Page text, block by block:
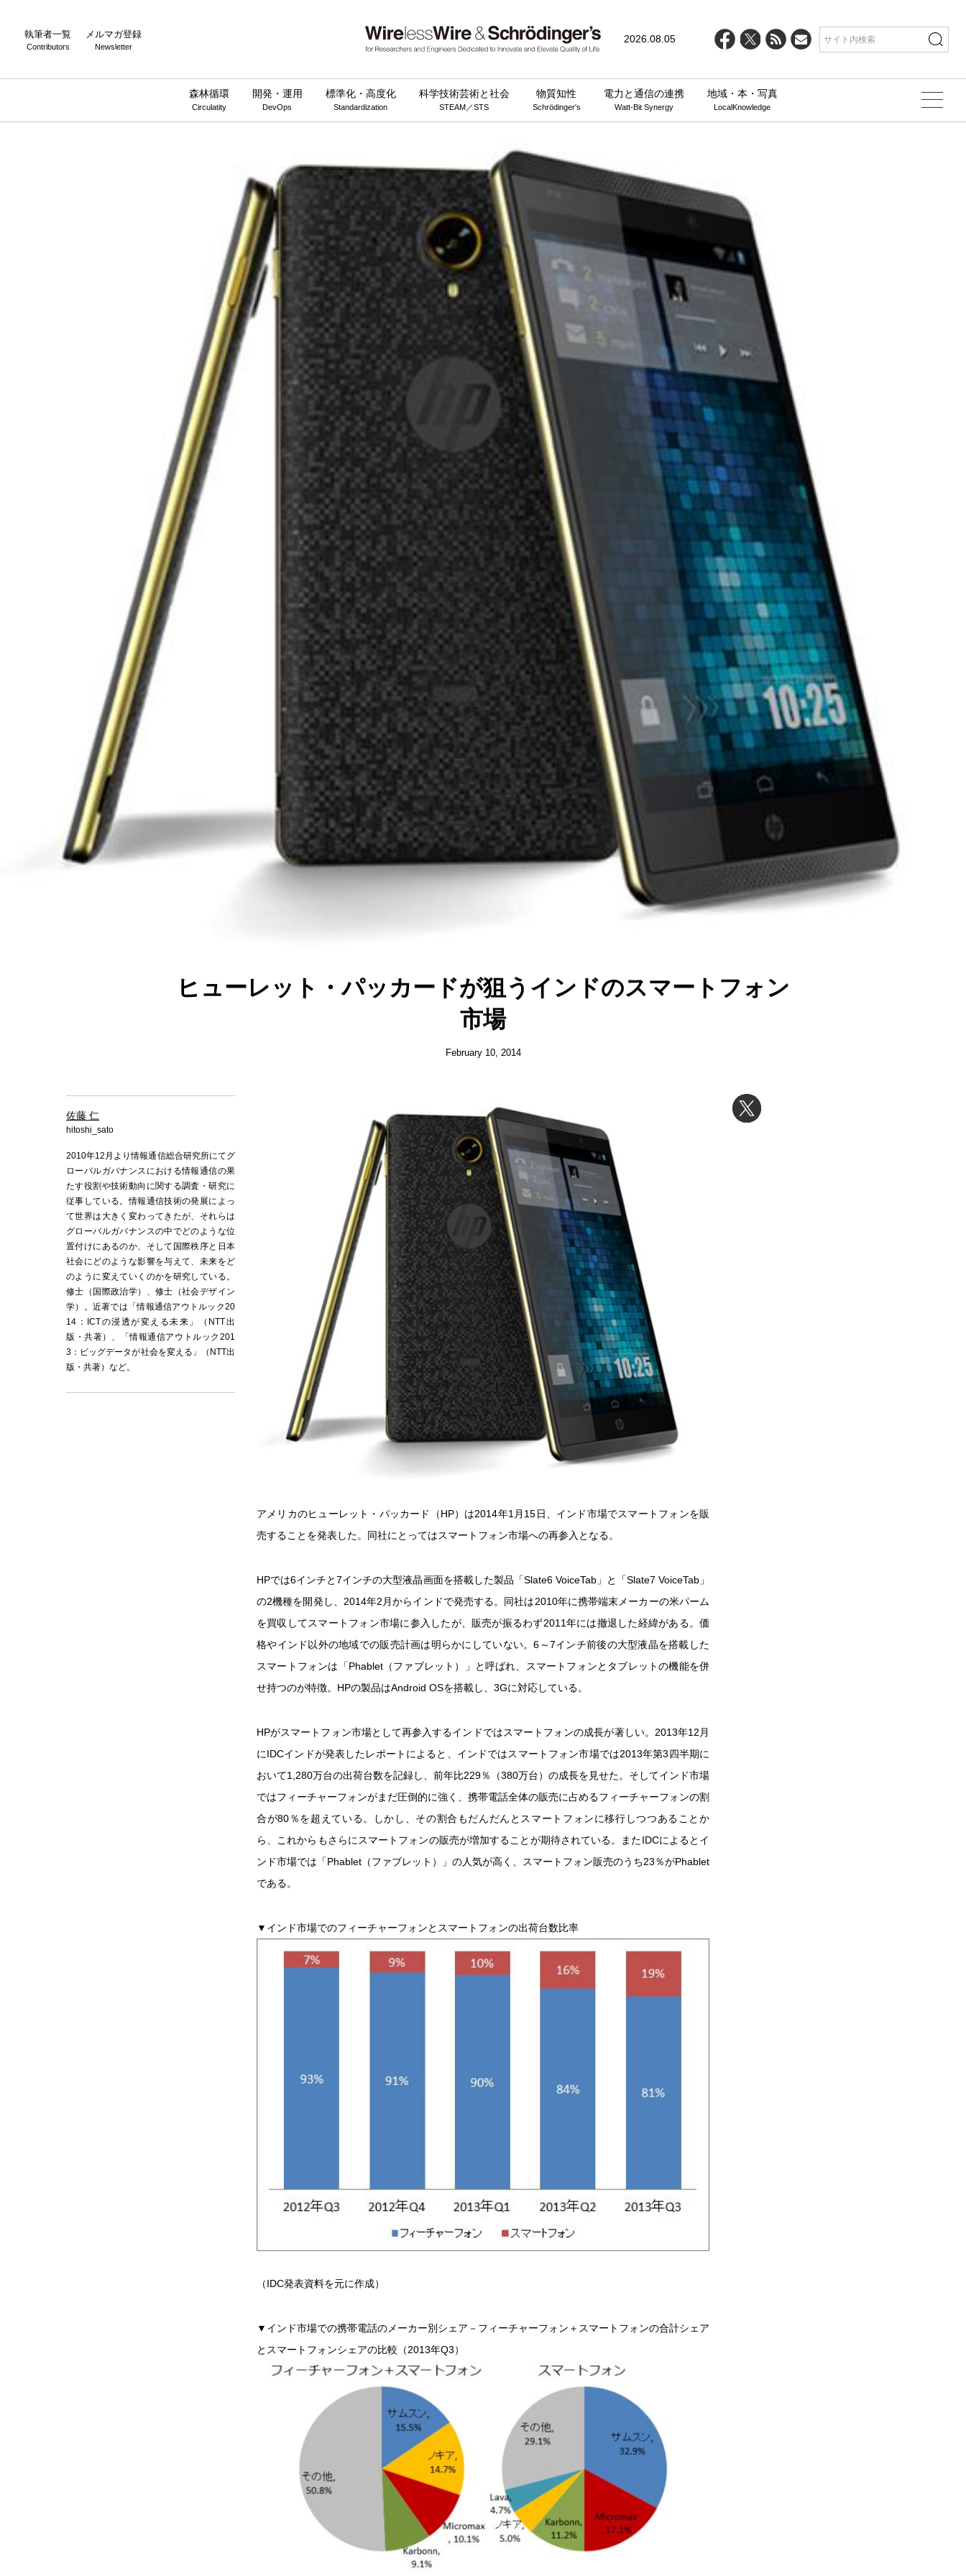
執筆者一覧
Contributors
メルマガ登録
Newsletter
2026.08.05
森林循環
Circulatity
開発・運用
DevOps
標準化・高度化
Standardization
科学技術芸術と社会
STEAM／STS
物質知性
Schrödinger's
電力と通信の連携
Watt-Bit Synergy
地域・本・写真
LocalKnowledge
ヒューレット・パッカードが狙うインドのスマートフォン
市場
February 10, 2014
佐藤 仁
hitoshi_sato
2010年12月より情報通信総合研究所にてグ
ローバルガバナンスにおける情報通信の果
たす役割や技術動向に関する調査・研究に
従事している。情報通信技術の発展によっ
て世界は大きく変わってきたが、それらは
グローバルガバナンスの中でどのような位
置付けにあるのか、そして国際秩序と日本
社会にどのような影響を与えて、未来をど
のように変えていくのかを研究している。
修士（国際政治学）、修士（社会デザイン
学）。近著では「情報通信アウトルック20
14：ICTの浸透が変える未来」（NTT出
版・共著）、「情報通信アウトルック201
3：ビッグデータが社会を変える」（NTT出
版・共著）など。
アメリカのヒューレット・パッカード（HP）は2014年1月15日、インド市場でスマートフォンを販
売することを発表した。同社にとってはスマートフォン市場への再参入となる。
HPでは6インチと7インチの大型液晶画面を搭載した製品「Slate6 VoiceTab」と「Slate7 VoiceTab」
の2機種を開発し、2014年2月からインドで発売する。同社は2010年に携帯端末メーカーの米パーム
を買収してスマートフォン市場に参入したが、販売が振るわず2011年には撤退した経緯がある。価
格やインド以外の地域での販売計画は明らかにしていない。6～7インチ前後の大型液晶を搭載した
スマートフォンは「Phablet（ファブレット）」と呼ばれ、スマートフォンとタブレットの機能を併
せ持つのが特徴。HPの製品はAndroid OSを搭載し、3Gに対応している。
HPがスマートフォン市場として再参入するインドではスマートフォンの成長が著しい。2013年12月
にIDCインドが発表したレポートによると、インドではスマートフォン市場では2013年第3四半期に
おいて1,280万台の出荷台数を記録し、前年比229％（380万台）の成長を見せた。そしてインド市場
ではフィーチャーフォンがまだ圧倒的に強く、携帯電話全体の販売に占めるフィーチャーフォンの割
合が80％を超えている。しかし、その割合もだんだんとスマートフォンに移行しつつあることか
ら、これからもさらにスマートフォンの販売が増加することが期待されている。またIDCによるとイ
ンド市場では「Phablet（ファブレット）」の人気が高く、スマートフォン販売のうち23％がPhablet
である。
▼インド市場でのフィーチャーフォンとスマートフォンの出荷台数比率
（IDC発表資料を元に作成）
▼インド市場での携帯電話のメーカー別シェア－フィーチャーフォン＋スマートフォンの合計シェア
とスマートフォンシェアの比較（2013年Q3）